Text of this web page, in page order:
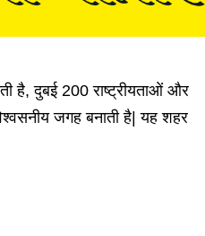
है, दुबई 200 राष्ट्रीयताओं और
जगह बनाती है| यह शहर